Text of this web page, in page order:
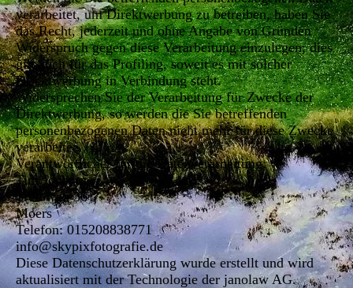
verarbeitet, um Direktwerbung zu betreiben, haben Sie
das Recht, jederzeit und ohne Angabe von Gründen
Widerspruch gegen diese Verarbeitung einzulegen; dies
gilt auch für das Profiling, soweit es mit solcher
Direktwerbung in Verbindung steht.
Widersprechen Sie der Verarbeitung für Zwecke der
Direktwerbung, so werden die Sie betreffenden
personenbezogenen Daten nicht mehr für diese Zwecke
verarbeitet.
Verantwortlicher für die Datenverarbeitung:
Tim Jochum
Treibweg 36
Moers
Telefon: 015208838771
info@skypixfotografie.de
Diese Datenschutzerklärung wurde erstellt und wird
aktualisiert mit der Technologie der janolaw AG.